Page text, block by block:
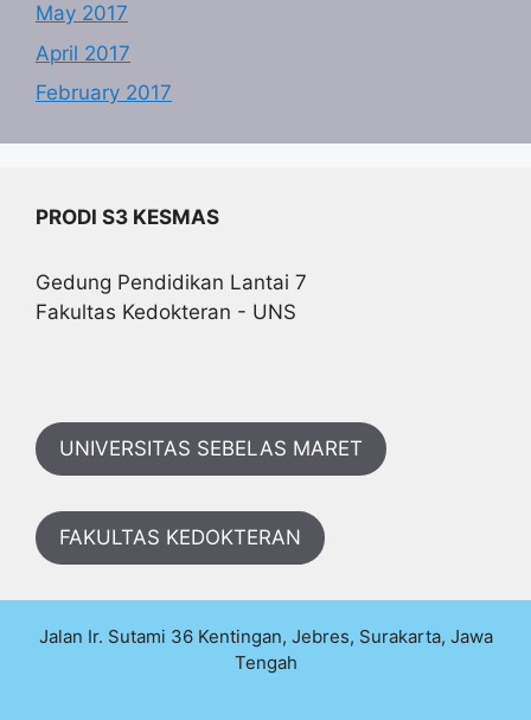
May 2017
April 2017
February 2017
PRODI S3 KESMAS
Gedung Pendidikan Lantai 7
Fakultas Kedokteran - UNS
UNIVERSITAS SEBELAS MARET
FAKULTAS KEDOKTERAN
Jalan Ir. Sutami 36 Kentingan, Jebres, Surakarta, Jawa
Tengah